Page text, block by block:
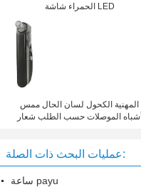
الحمراء شاشة LED
المهنية الكحول لسان الحال ممس
أشباه الموصلات حسب الطلب شعار
عمليات البحث ذات الصلة:
ساعة payu